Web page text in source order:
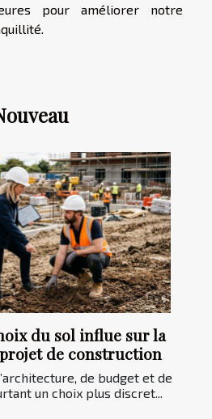
pour améliorer notre
du sol influe sur la
de construction
de budget et de
un choix plus discret...